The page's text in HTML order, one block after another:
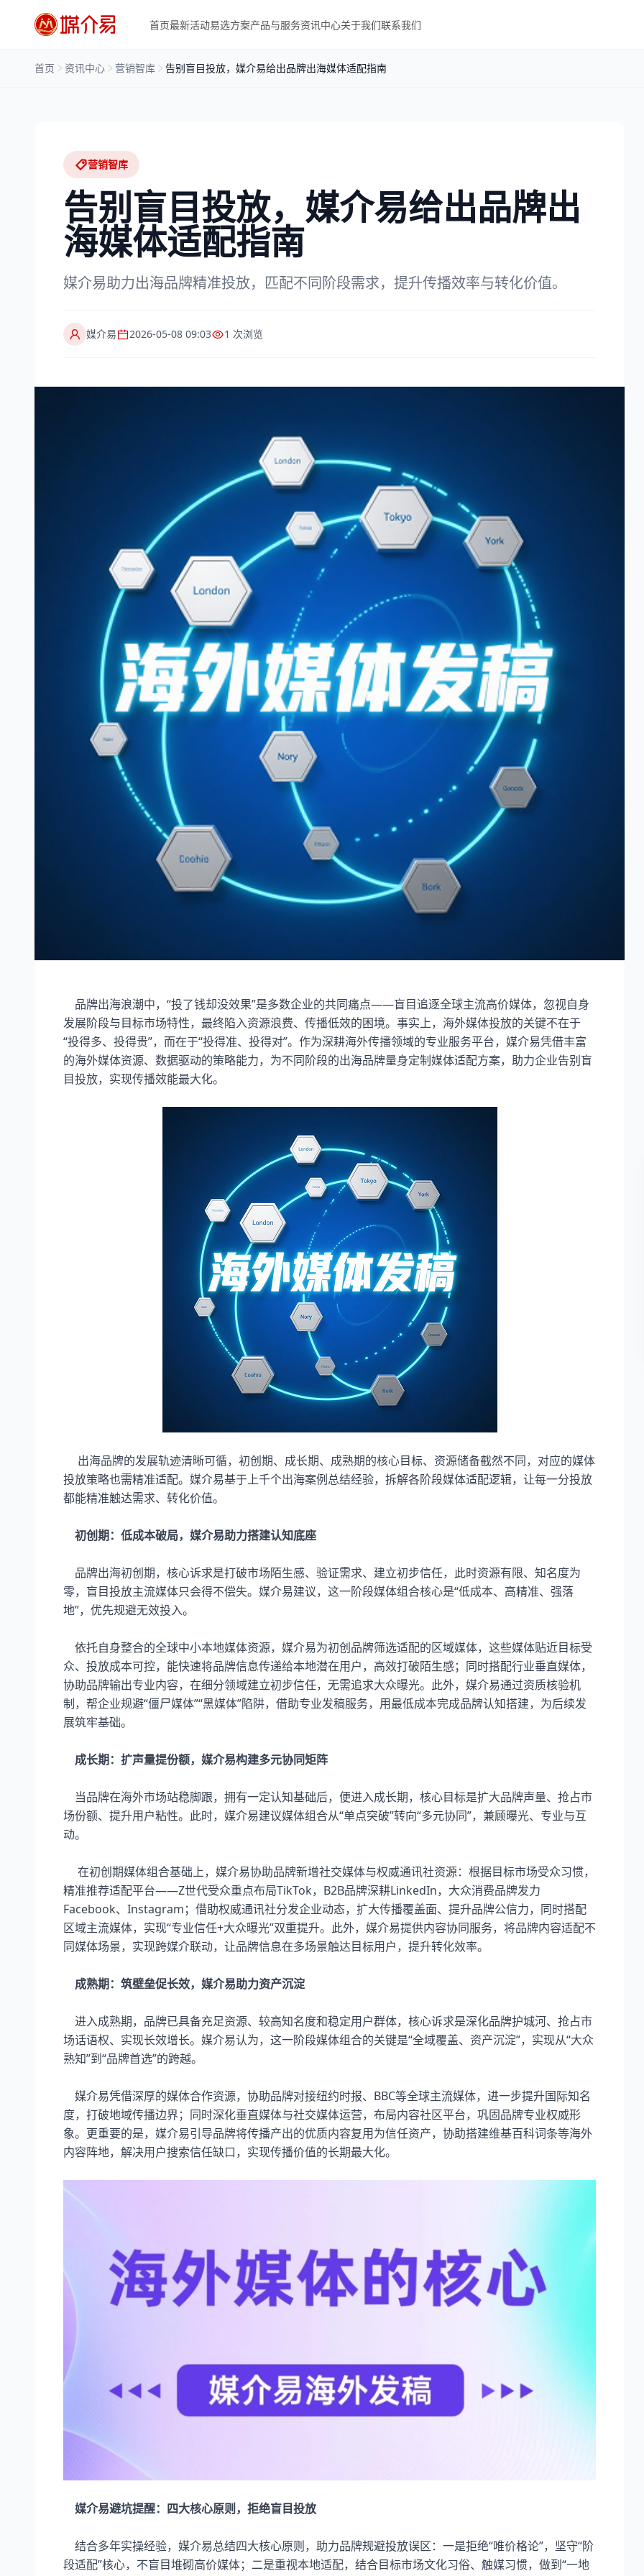
首页最新活动易选方案产品与服务资讯中心关于我们联系我们
首页 资讯中心 营销智库 告别盲目投放，媒介易给出品牌出海媒体适配指南
营销智库
告别盲目投放，媒介易给出品牌出
海媒体适配指南
媒介易助力出海品牌精准投放，匹配不同阶段需求，提升传播效率与转化价值。
媒介易 2026-05-08 09:03 1 次浏览
品牌出海浪潮中，“投了钱却没效果”是多数企业的共同痛点——盲目追逐全球主流高价媒体，忽视自身
发展阶段与目标市场特性，最终陷入资源浪费、传播低效的困境。事实上，海外媒体投放的关键不在于
“投得多、投得贵”，而在于“投得准、投得对”。作为深耕海外传播领域的专业服务平台，媒介易凭借丰富
的海外媒体资源、数据驱动的策略能力，为不同阶段的出海品牌量身定制媒体适配方案，助力企业告别盲
目投放，实现传播效能最大化。
出海品牌的发展轨迹清晰可循，初创期、成长期、成熟期的核心目标、资源储备截然不同，对应的媒体
投放策略也需精准适配。媒介易基于上千个出海案例总结经验，拆解各阶段媒体适配逻辑，让每一分投放
都能精准触达需求、转化价值。​
初创期：低成本破局，媒介易助力搭建认知底座​
品牌出海初创期，核心诉求是打破市场陌生感、验证需求、建立初步信任，此时资源有限、知名度为
零，盲目投放主流媒体只会得不偿失。媒介易建议，这一阶段媒体组合核心是“低成本、高精准、强落
地”，优先规避无效投入。​
依托自身整合的全球中小本地媒体资源，媒介易为初创品牌筛选适配的区域媒体，这些媒体贴近目标受
众、投放成本可控，能快速将品牌信息传递给本地潜在用户，高效打破陌生感；同时搭配行业垂直媒体，
协助品牌输出专业内容，在细分领域建立初步信任，无需追求大众曝光。此外，媒介易通过资质核验机
制，帮企业规避“僵尸媒体”“黑媒体”陷阱，借助专业发稿服务，用最低成本完成品牌认知搭建，为后续发
展筑牢基础。​
成长期：扩声量提份额，媒介易构建多元协同矩阵​
当品牌在海外市场站稳脚跟，拥有一定认知基础后，便进入成长期，核心目标是扩大品牌声量、抢占市
场份额、提升用户粘性。此时，媒介易建议媒体组合从“单点突破”转向“多元协同”，兼顾曝光、专业与互
动。​
在初创期媒体组合基础上，媒介易协助品牌新增社交媒体与权威通讯社资源：根据目标市场受众习惯，
精准推荐适配平台——Z世代受众重点布局TikTok，B2B品牌深耕LinkedIn，大众消费品牌发力
Facebook、Instagram；借助权威通讯社分发企业动态，扩大传播覆盖面、提升品牌公信力，同时搭配
区域主流媒体，实现“专业信任+大众曝光”双重提升。此外，媒介易提供内容协同服务，将品牌内容适配不
同媒体场景，实现跨媒介联动，让品牌信息在多场景触达目标用户，提升转化效率。​
成熟期：筑壁垒促长效，媒介易助力资产沉淀​
进入成熟期，品牌已具备充足资源、较高知名度和稳定用户群体，核心诉求是深化品牌护城河、抢占市
场话语权、实现长效增长。媒介易认为，这一阶段媒体组合的关键是“全域覆盖、资产沉淀”，实现从“大众
熟知”到“品牌首选”的跨越。​
媒介易凭借深厚的媒体合作资源，协助品牌对接纽约时报、BBC等全球主流媒体，进一步提升国际知名
度，打破地域传播边界；同时深化垂直媒体与社交媒体运营，布局内容社区平台，巩固品牌专业权威形
象。更重要的是，媒介易引导品牌将传播产出的优质内容复用为信任资产，协助搭建维基百科词条等海外
内容阵地，解决用户搜索信任缺口，实现传播价值的长期最大化。​
媒介易避坑提醒：四大核心原则，拒绝盲目投放​
结合多年实操经验，媒介易总结四大核心原则，助力品牌规避投放误区：一是拒绝“唯价格论”，坚守“阶
段适配”核心，不盲目堆砌高价媒体；二是重视本地适配，结合目标市场文化习俗、触媒习惯，做到“一地